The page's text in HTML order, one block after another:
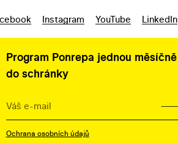
Instagram YouTube LinkedIn
Program Ponrepa jednou měsíčně
do schránky
Ochrana osobních údajů